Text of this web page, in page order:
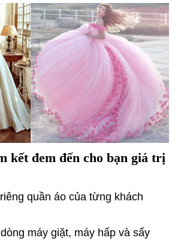
kết đem đến cho bạn giá trị
quần áo của từng khách
máy giặt, máy hấp và sấy